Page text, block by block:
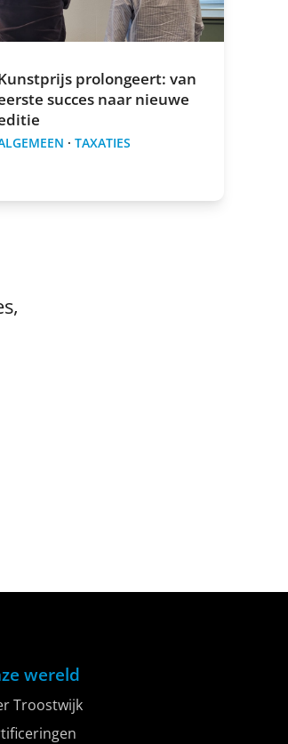
prolongeert: van
succes naar nieuwe
· TAXATIES
wereld
Troostwijk